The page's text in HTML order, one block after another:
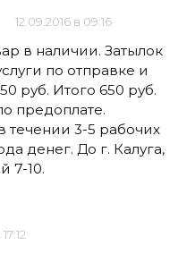
12.09.2016 в 09:16
в наличии. Затылок
по отправке и
руб. Итого 650 руб.
предоплате.
течении 3-5 рабочих
денег. До г. Калуга,
7-10.